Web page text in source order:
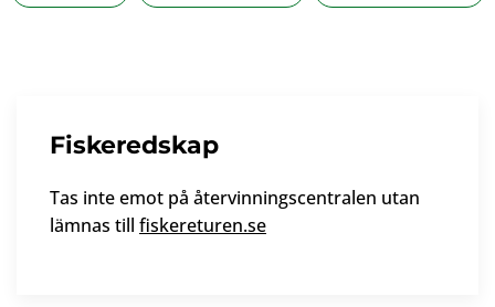
Fiskeredskap
Tas inte emot på återvinningscentralen utan
lämnas till fiskereturen.se